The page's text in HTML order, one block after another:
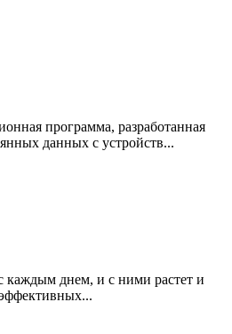
программа, разработанная
данных с устройств...
каждым днем, и с ними растет и